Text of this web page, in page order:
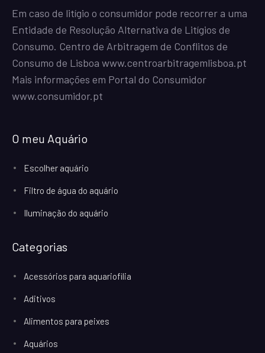
Em caso de litígio o consumidor pode recorrer a uma
Entidade de Resolução Alternativa de Litígios de
Consumo. Centro de Arbitragem de Conflitos de
Consumo de Lisboa www.centroarbitragemlisboa.pt
Mais informações em Portal do Consumidor
www.consumidor.pt
O meu Aquário
Escolher aquário
Filtro de água do aquário
Iluminação do aquário
Categorias
Acessórios para aquariofilia
Aditivos
Alimentos para peixes
Aquários